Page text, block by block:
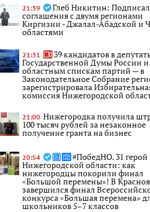
21:39 Глеб Никитин:
соглашения с двумя регионами
Киргизии - Джалал-Абадской и
областями
21:31 39 кандидатов в
Государственной Думы России и
областным спискам партий — в
Законодательное Собрание
зарегистрировала
комиссия Нижегородской
21:00 Нижегородка получила
100 тысяч рублей за незаконное
получение гранта на бизнес
20:54 #ПобедНО. 31 герой
Нижегородской области: как
нижегородцы покорили финал
«Большой перемены»! В
завершился финал
конкурса «Большая перемена»
школьников 5–7 классов